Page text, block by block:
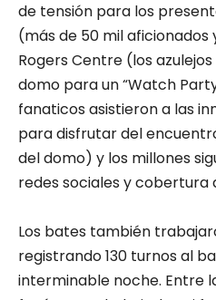
de tensión para los
(más de 50 mil
Rogers Centre (los
domo para un “Watch
fanaticos asistieron a las
para disfrutar del
del domo) y los millones
redes sociales y cobertura
Los bates también
registrando 130 turnos al
interminable noche. Entre